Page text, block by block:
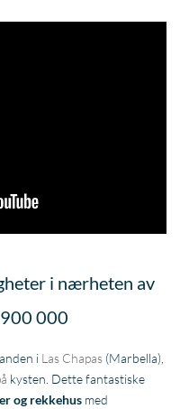
i nærheten av
000
i Las Chapas (Marbella),
kysten. Dette fantastiske
og rekkehus med